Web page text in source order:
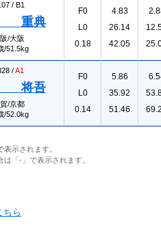
/ B1
重典
/大阪
/51.5kg
F0
L0
0.18
4.83
26.14
42.05
/A1
将吾
/京都
/52.0kg
F0
L0
0.14
5.86
35.92
51.46
示されます。
「-」で表示されます。
ちら